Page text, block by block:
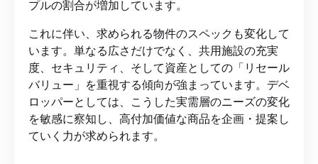
プルの割合が増加しています。
これに伴い、求められる物件のスペックも変化して
います。単なる広さだけでなく、共用施設の充実
度、セキュリティ、そして資産としての「リセール
バリュー」を重視する傾向が強まっています。デベ
ロッパーとしては、こうした実需層のニーズの変化
を敏感に察知し、高付加価値な商品を企画・提案し
ていく力が求められます。